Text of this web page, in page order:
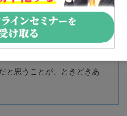
だと思えない
満足していない
きたらと思う
間だと感じるときが、とき
と思うことが、ときどきあ